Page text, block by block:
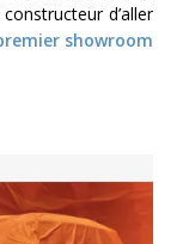
d’aller
showroom